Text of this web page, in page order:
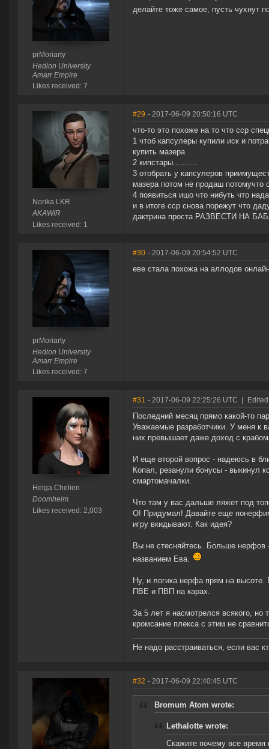
prMoriarty
Hedion University
Amarr Empire
Likes received: 7
делайте тоже самое, пусть чухнут
Norika LKR
AKAWIR
Likes received: 1
#29 - 2017-06-09 20:50:16 UTC
что-то это похоже на то что сср
1 чтоб капсулеры купили иск и
купить мазера
2 кипстары..........
3 отобрать у капсулеров
мазера потом не продаш потомучто
4 появиться ишо что нибуть что
и в итоге сср снова порежут что
дактрина проста РАЗВЕСТИ НА
prMoriarty
Hedion University
Amarr Empire
Likes received: 7
#30 - 2017-06-09 20:54:52 UTC
еве стала похожа на аллодов
Helga Chelien
Doomheim
Likes received: 2,003
#31 - 2017-06-09 22:25:26 UTC
Последний месяц прямо какой-то
Уважаемые разработчики. У меня к
них превышает даже доход с
И еще второй вопрос - надеюсь в
Копал, резанули бонусы - выкинул
смартомачалки.
Что там у вас дальше ляжет под
О! Придумал! Давайте еще
игру вкидывают. Как идея?
Вы не стесняйтесь. Больше нерфов
названием Ева.
Ну, и логика нерфа прям на
ПВЕ и ПВП на карах.
За 5 лет я насмотрелся всякого,
кромсание плекса с этим не
Не надо расстраиваться, если вас
#32 - 2017-06-09 22:40:45 UTC
Bromum Atom wrote:
Lethalotte wrote:
Скажите почему все время